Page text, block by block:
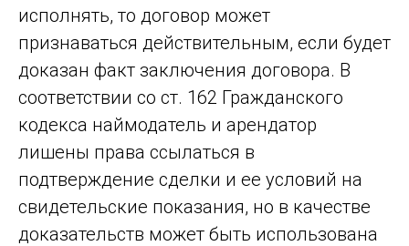
исполнять, то договор может
признаваться действительным, если будет
доказан факт заключения договора. В
соответствии со ст. 162 Гражданского
кодекса наймодатель и арендатор
лишены права ссылаться в
подтверждение сделки и ее условий на
свидетельские показания, но в качестве
доказательств может быть использована